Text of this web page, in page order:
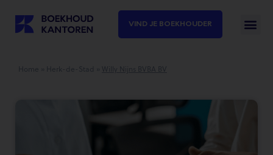
VIND JE BOEKHOUDER